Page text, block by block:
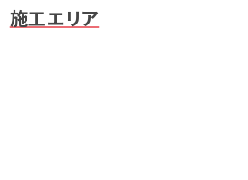
施工エリア